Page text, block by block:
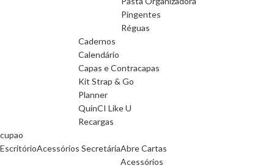
Pingentes
Réguas
Cadernos
Calendário
Capas e Contracapas
Kit Strap & Go
Planner
QuinCI Like U
Recargas
cupao
EscritórioAcessórios SecretáriaAbre Cartas
Acessórios